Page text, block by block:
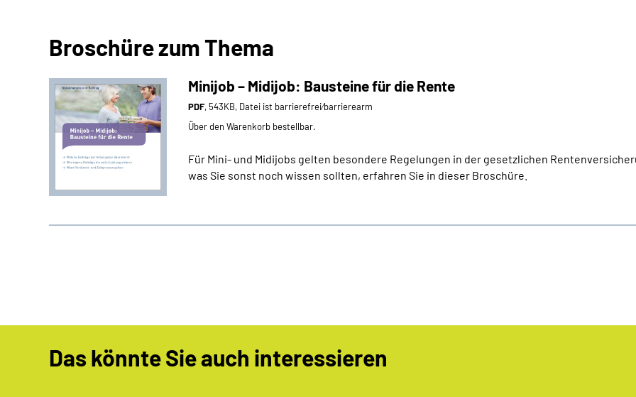
Broschüre zum Thema
Minijob – Midijob: Bausteine für die Rente
PDF, 543KB, Datei ist barrierefrei⁄barrierearm
Über den Warenkorb bestellbar.
Für Mini- und Midijobs gelten besondere Regelungen in der gesetzlichen
was Sie sonst noch wissen sollten, erfahren Sie in dieser Broschüre.
Das könnte Sie auch interessieren